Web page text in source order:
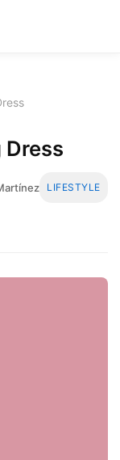
Dress
LIFESTYLE